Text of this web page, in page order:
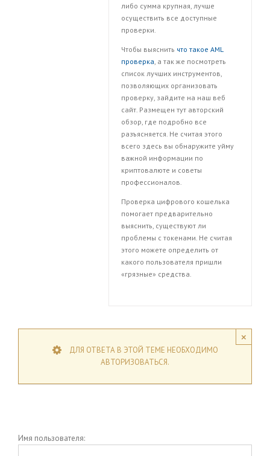
либо сумма крупная, лучше
осуществить все доступные
проверки.
Чтобы выяснить что такое AML
проверка, а так же посмотреть
список лучших инструментов,
позволяющих организовать
проверку, зайдите на наш веб
сайт. Размещен тут авторский
обзор, где подробно все
разъясняется. Не считая этого
всего здесь вы обнаружите уйму
важной информации по
криптовалюте и советы
профессионалов.
Проверка цифрового кошелька
помогает предварительно
выяснить, существуют ли
проблемы с токенами. Не считая
этого можете определить от
какого пользователя пришли
«грязные» средства.
×
ДЛЯ ОТВЕТА В ЭТОЙ ТЕМЕ НЕОБХОДИМО
АВТОРИЗОВАТЬСЯ.
Имя пользователя: